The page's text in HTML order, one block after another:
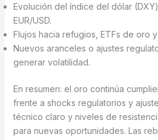
Evolución del índice del dólar
EUR/USD.
Flujos hacia refugios, ETFs de oro
Nuevos aranceles o ajustes
generar volatilidad.
En resumen: el oro continúa
frente a shocks regulatorios y
técnico claro y niveles de
para nuevas oportunidades. Las